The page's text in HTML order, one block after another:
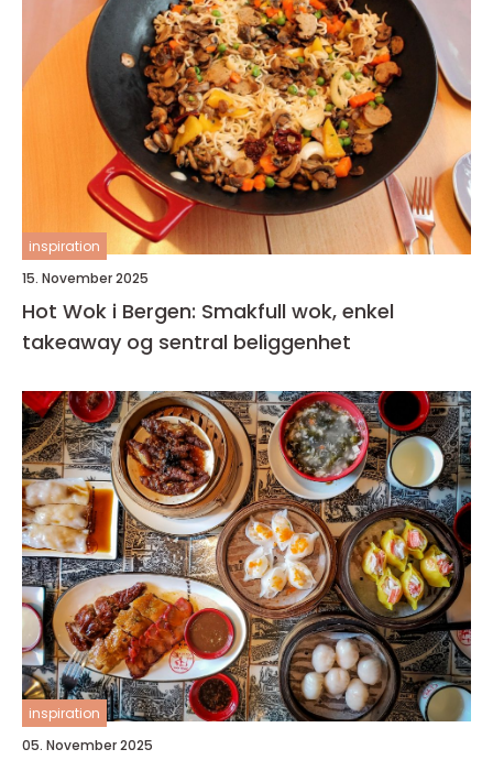
inspiration
15. November 2025
Hot Wok i Bergen: Smakfull wok, enkel
takeaway og sentral beliggenhet
inspiration
05. November 2025